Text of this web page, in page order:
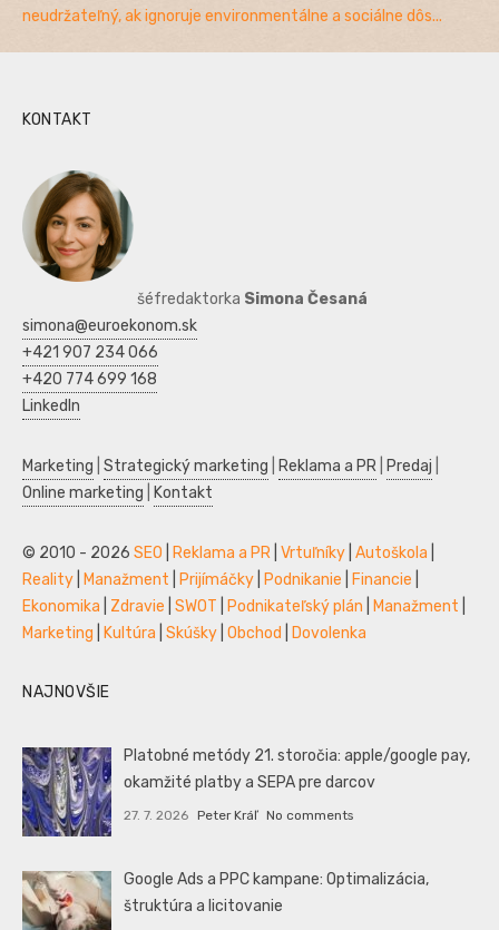
neudržateľný, ak ignoruje environmentálne a sociálne dôs...
KONTAKT
šéfredaktorka Simona Česaná
simona@euroekonom.sk
+421 907 234 066
+420 774 699 168
LinkedIn
Marketing Strategický marketing Reklama a PR Predaj
Online marketing
Kontakt
© 2010 - 2026 SEO Reklama a PR Vrtuľníky Autoškola
Reality
Manažment Prijímáčky Podnikanie Financie
Ekonomika
Zdravie SWOT Podnikateľský plán Manažment
Marketing
Kultúra Skúšky Obchod Dovolenka
NAJNOVŠIE
Platobné metódy 21. storočia: apple/google pay,
okamžité platby a SEPA pre darcov
27. 7. 2026 Peter Kráľ No comments
Google Ads a PPC kampane: Optimalizácia,
štruktúra a licitovanie